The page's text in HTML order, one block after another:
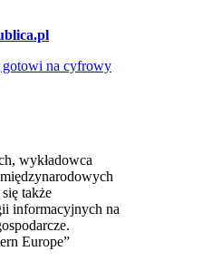
gotowi na cyfrowy
wykładowca
także
informacyjnych na
Europe”